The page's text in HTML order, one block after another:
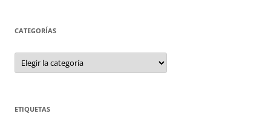
CATEGORÍAS
Categorías
ETIQUETAS